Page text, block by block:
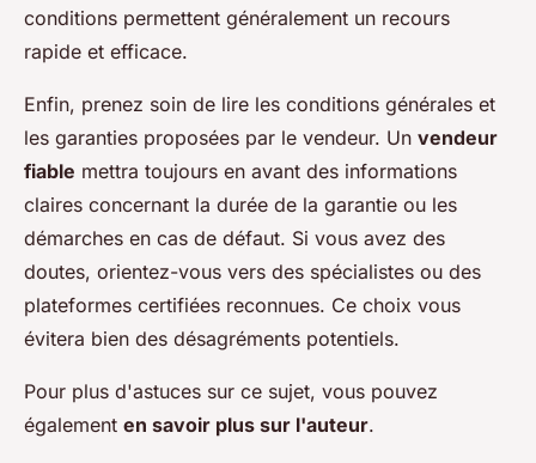
conditions permettent généralement un recours
rapide et efficace.
Enfin, prenez soin de lire les conditions générales et
les garanties proposées par le vendeur. Un vendeur
fiable mettra toujours en avant des informations
claires concernant la durée de la garantie ou les
démarches en cas de défaut. Si vous avez des
doutes, orientez-vous vers des spécialistes ou des
plateformes certifiées reconnues. Ce choix vous
évitera bien des désagréments potentiels.
Pour plus d'astuces sur ce sujet, vous pouvez
également en savoir plus sur l'auteur.